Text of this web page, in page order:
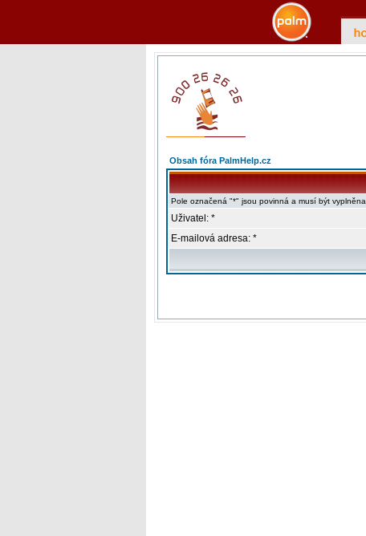
Obsah fóra PalmHelp.cz
Pole označená "*" jsou povinná a musí být vyplněna
Uživatel: *
E-mailová adresa: *